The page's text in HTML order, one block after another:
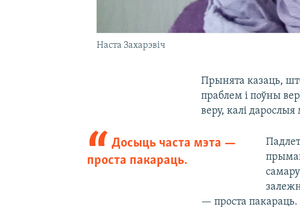
Наста Захарэвіч
Прынята казаць,
праблем і поўны
веру, калі
Досыць часта мэта —
проста пакараць.
— проста